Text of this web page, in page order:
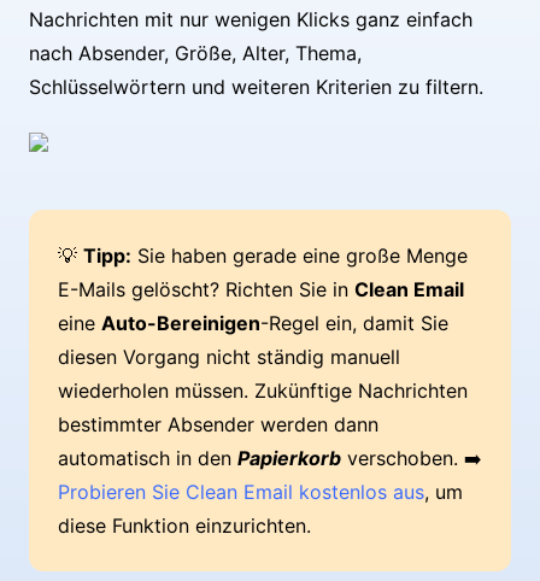
Nachrichten mit nur wenigen Klicks ganz einfach
nach Absender, Größe, Alter, Thema,
Schlüsselwörtern und weiteren Kriterien zu filtern.
💡 Tipp: Sie haben gerade eine große Menge
E-Mails gelöscht? Richten Sie in Clean Email
eine Auto-Bereinigen-Regel ein, damit Sie
diesen Vorgang nicht ständig manuell
wiederholen müssen. Zukünftige Nachrichten
bestimmter Absender werden dann
automatisch in den Papierkorb verschoben. ➡️
Probieren Sie Clean Email kostenlos aus, um
diese Funktion einzurichten.